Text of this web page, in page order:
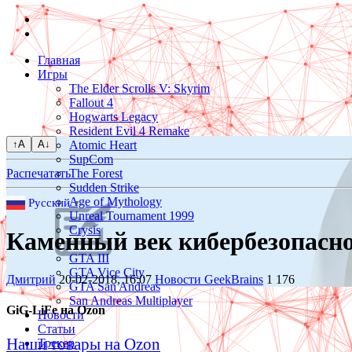
Главная
Игры
The Elder Scrolls V: Skyrim
Fallout 4
Hogwarts Legacy
Resident Evil 4 Remake
Atomic Heart
SupCom
The Forest
Sudden Strike
Age of Mythology
Unreal Tournament 1999
Crysis
GTA III
GTA Vice City
GTA San Andreas
San Andreas Multiplayer
Новости
Статьи
Трекер
↑A A↓
Распечатать
Русский ▼
Каменный век
Дмитрий 20-02-2018, 16:07 Новости GeekBrains 1 176
GiG-LiFe на Ozon
Наши товары на Ozon